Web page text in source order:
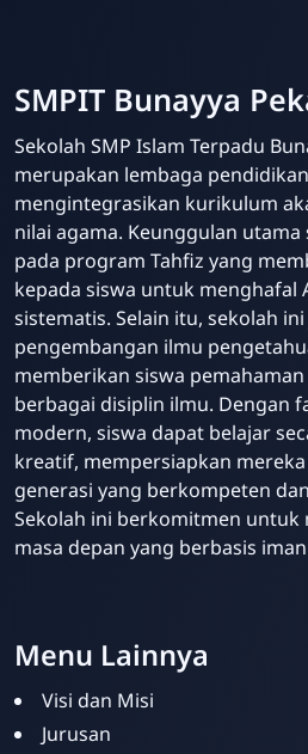
SMPIT Bunayya
Sekolah SMP Islam Terpadu
merupakan lembaga
mengintegrasikan kurikulum
nilai agama. Keunggulan
pada program Tahfiz yang
kepada siswa untuk menghafal
sistematis. Selain itu, sekolah
pengembangan ilmu
memberikan siswa
berbagai disiplin ilmu. Dengan
modern, siswa dapat belajar
kreatif, mempersiapkan
generasi yang berkompeten
Sekolah ini berkomitmen untuk
masa depan yang berbasis
Menu Lainnya
Visi dan Misi
Jurusan